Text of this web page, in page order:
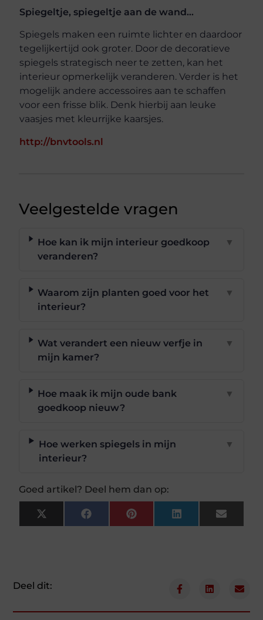
Spiegeltje, spiegeltje aan de wand…
Spiegels maken een ruimte lichter en daardoor
tegelijkertijd ook groter. Door de decoratieve
spiegels strategisch neer te zetten, kan het
interieur opmerkelijk veranderen. Verder is het
mogelijk andere accessoires aan te schaffen
voor een frisse blik. Denk hierbij aan leuke
vaasjes met kleurrijke kaarsjes.
http://bnvtools.nl
Veelgestelde vragen
Hoe kan ik mijn interieur goedkoop
veranderen?
▼
Waarom zijn planten goed voor het
interieur?
▼
Wat verandert een nieuw verfje in
mijn kamer?
▼
Hoe maak ik mijn oude bank
goedkoop nieuw?
▼
Hoe werken spiegels in mijn
interieur?
▼
Goed artikel? Deel hem dan op:
X
(Twitter)
FacebookPinterestLinkedInEmail
Deel dit: